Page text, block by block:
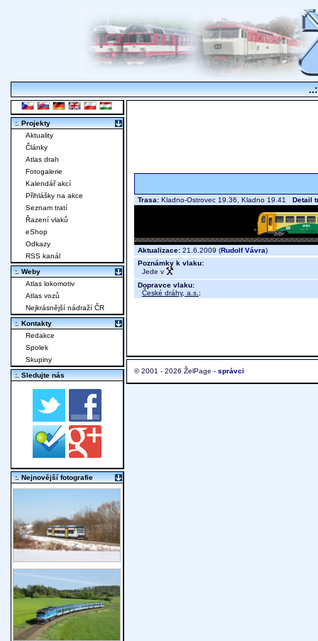
Trasa: Kladno-Ostrovec 19.36, Kladno 19.41 Detail
Aktualizace: 21.6.2009 (Rudolf Vávra)
Poznámky k vlaku:
Jede v
Dopravce vlaku:
České dráhy, a.s. ;
© 2001 - 2026 ŽelPage - správci
:. Projekty
Aktuality
Články
Atlas drah
Fotogalerie
Kalendář akcí
Přihlášky na akce
Seznam tratí
Řazení vlaků
eShop
Odkazy
RSS kanál
:. Weby
Atlas lokomotiv
Atlas vozů
Nejkrásnější nádraží ČR
:. Kontakty
Redakce
Spolek
Skupiny
:. Sledujte nás
:. Nejnovější fotografie